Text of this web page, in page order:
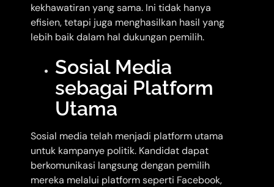
kekhawatiran yang sama. Ini tidak hanya
efisien, tetapi juga menghasilkan hasil yang
lebih baik dalam hal dukungan pemilih.
Sosial Media
sebagai Platform
Utama
Sosial media telah menjadi platform utama
untuk kampanye politik. Kandidat dapat
berkomunikasi langsung dengan pemilih
mereka melalui platform seperti Facebook,